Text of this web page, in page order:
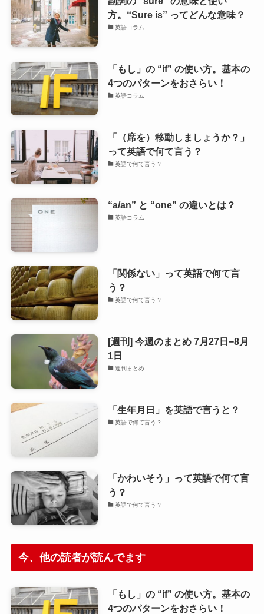
方。“Sure is” ってどんな意味？
英語コラム
「もし」の “if” の使い方。基本の
4つのパターンをおさらい！
英語コラム
「（席を）移動しましょうか？」
って英語で何て言う？
英語で何て言う？
“a/an” と “one” の違いとは？
英語コラム
「関係ない」って英語で何て言
う？
英語で何て言う？
[週刊] 今週のまとめ 7月27日−8月
1日
週刊まとめ
「生年月日」を英語で言うと？
英語で何て言う？
「かわいそう」って英語で何て言
う？
英語で何て言う？
今、他の読者が読んでます
「もし」の “if” の使い方。基本の
4つのパターンをおさらい！